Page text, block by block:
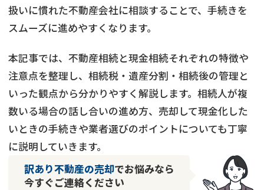
扱いに慣れた不動産会社に相談することで、手続きを
スムーズに進めやすくなります。
本記事では、不動産相続と現金相続それぞれの特徴や
注意点を整理し、相続税・遺産分割・相続後の管理と
いった観点から分かりやすく解説します。相続人が複
数いる場合の話し合いの進め方、売却して現金化した
いときの手続きや業者選びのポイントについても丁寧
に説明していきます。
訳あり不動産の売却でお悩みなら
今すぐご連絡ください